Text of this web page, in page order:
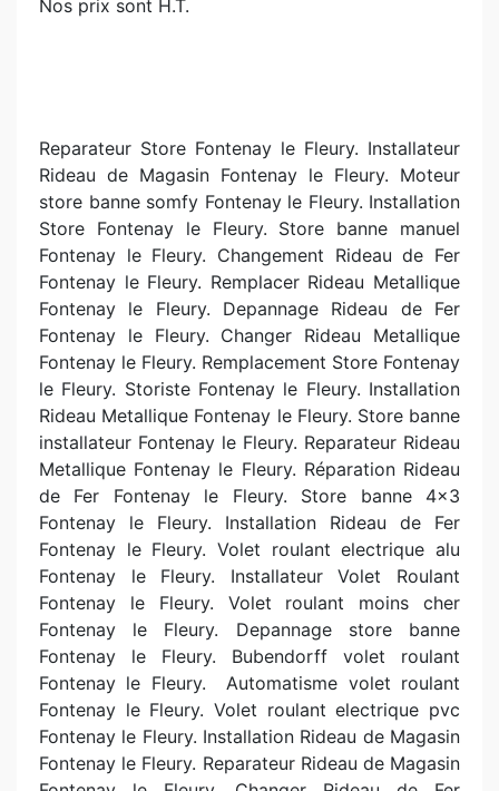
Nos prix sont H.T.
Reparateur Store Fontenay le Fleury. Installateur
Rideau de Magasin Fontenay le Fleury. Moteur
store banne somfy Fontenay le Fleury. Installation
Store Fontenay le Fleury. Store banne manuel
Fontenay le Fleury. Changement Rideau de Fer
Fontenay le Fleury. Remplacer Rideau Metallique
Fontenay le Fleury. Depannage Rideau de Fer
Fontenay le Fleury. Changer Rideau Metallique
Fontenay le Fleury. Remplacement Store Fontenay
le Fleury. Storiste Fontenay le Fleury. Installation
Rideau Metallique Fontenay le Fleury. Store banne
installateur Fontenay le Fleury. Reparateur Rideau
Metallique Fontenay le Fleury. Réparation Rideau
de Fer Fontenay le Fleury. Store banne 4x3
Fontenay le Fleury. Installation Rideau de Fer
Fontenay le Fleury. Volet roulant electrique alu
Fontenay le Fleury. Installateur Volet Roulant
Fontenay le Fleury. Volet roulant moins cher
Fontenay le Fleury. Depannage store banne
Fontenay le Fleury. Bubendorff volet roulant
Fontenay le Fleury.Automatisme volet roulant
Fontenay le Fleury. Volet roulant electrique pvc
Fontenay le Fleury. Installation Rideau de Magasin
Fontenay le Fleury. Reparateur Rideau de Magasin